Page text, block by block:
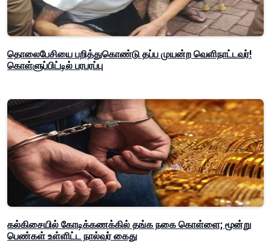
தொலைபேசியை பறித்துகொண்டு தப்ப முயன்ற வெளிநாட்டவர்!
கொள்ளுப்பிட்டில் பரபரப்பு
கல்கிசையில் கோடிக்கணக்கில் தங்க நகை கொள்ளை; மூன்று
பெண்கள் உள்ளிட்ட நால்வர் கைது